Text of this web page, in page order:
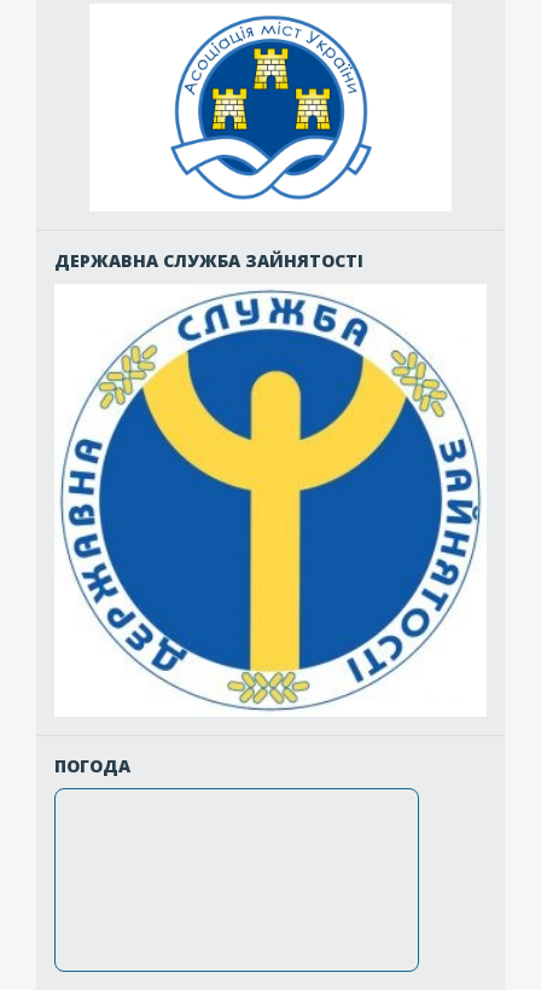
ДЕРЖАВНА СЛУЖБА ЗАЙНЯТОСТІ
ПОГОДА